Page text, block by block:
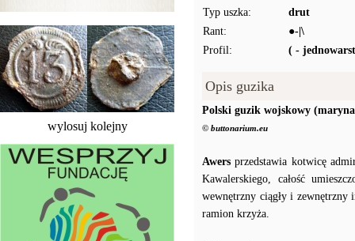
wylosuj kolejny
Typ uszka:
drut
Rant:
●-|\
Profil:
( -
Opis guzika
Polski guzik wojskowy
© buttonarium.eu
Awers przedstawia kotwicę
Kawalerskiego, całość
wewnętrzny ciągły i zewnętrzny
ramion krzyża.